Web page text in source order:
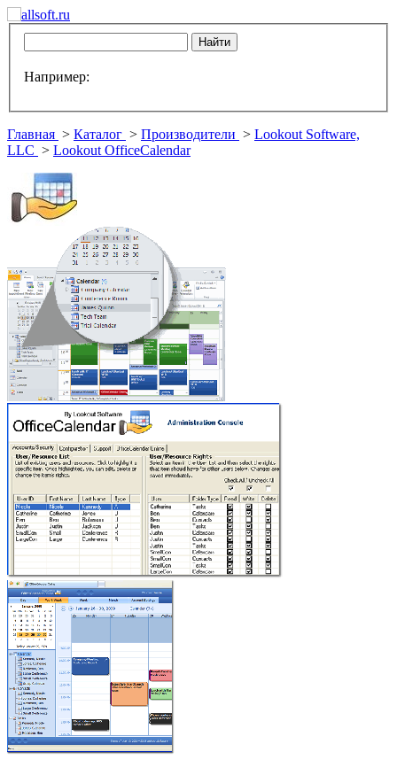
Например:
Главная > Каталог > Производители > Lookout Software,
LLC > Lookout OfficeCalendar